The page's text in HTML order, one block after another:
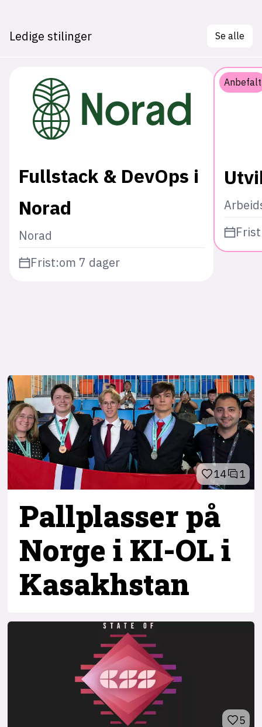
Ledige stilinger Se alle
Fullstack & DevOps i
Norad
Norad
Frist:om 7 dager
Anbefalt
14 1
Pallplasser på
Norge i KI-OL i
Kasakhstan
5